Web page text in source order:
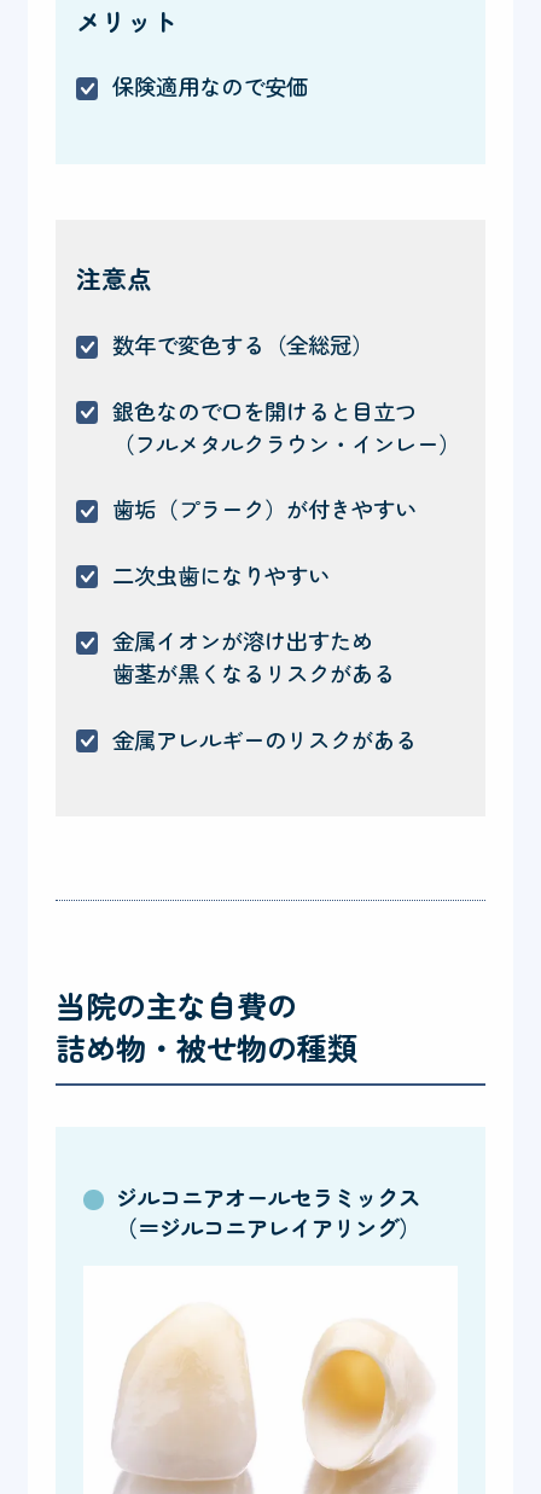
メリット
保険適用なので安価
注意点
数年で変色する（全総冠）
銀色なので口を開けると目立つ
（フルメタルクラウン・インレー）
歯垢（プラーク）が付きやすい
二次虫歯になりやすい
金属イオンが溶け出すため
歯茎が黒くなるリスクがある
金属アレルギーのリスクがある
当院の主な自費の
詰め物・被せ物の種類
ジルコニアオールセラミックス
（＝ジルコニアレイアリング）